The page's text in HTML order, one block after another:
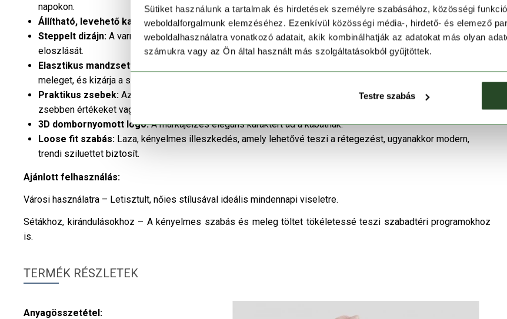
Sütiket használunk a tartalmak és hirdetések személyre szabásához, közösségi
weboldalforgalmunk elemzéséhez. Ezenkívül közösségi média-, hirdető- és elemező
weboldalhasználatra vonatkozó adatait, akik kombinálhatják az adatokat más olyan
számukra vagy az Ön által használt más szolgáltatásokból gyűjtöttek.
Testre szabás
napokon.
Állítható, levehető kapucni:A húzózsinórral szabályozható kapucni szükség esetén levehető.
Steppelt dizájn: A varrások strukturált megjelenést kölcsönöznek, miközben segítik a szigetelés egyenletes
eloszlását.
Elasztikus mandzsetták és állítható alsó szegély:
meleget, és kizárja a szelet.
Praktikus zsebek: Az elülső cipzáras zsebek biztonságosan tárolják a személyes tárgyakat, míg a belső
zsebben értékeket vagy elektronikai eszközöket is elhelyezhetsz.
3D dombornyomott logó:A márkajelzés elegáns karaktert ad a kabátnak.
Loose fit szabás: Laza, kényelmes illeszkedés, amely lehetővé teszi a rétegezést, ugyanakkor modern,
trendi sziluettet biztosít.
Ajánlott felhasználás:
Városi használatra – Letisztult, nőies stílusával ideális mindennapi viseletre.
Sétákhoz, kirándulásokhoz – A kényelmes szabás és meleg töltet tökéletessé teszi szabadtéri programokhoz
is.
TERMÉK RÉSZLETEK
Anyagösszetétel: